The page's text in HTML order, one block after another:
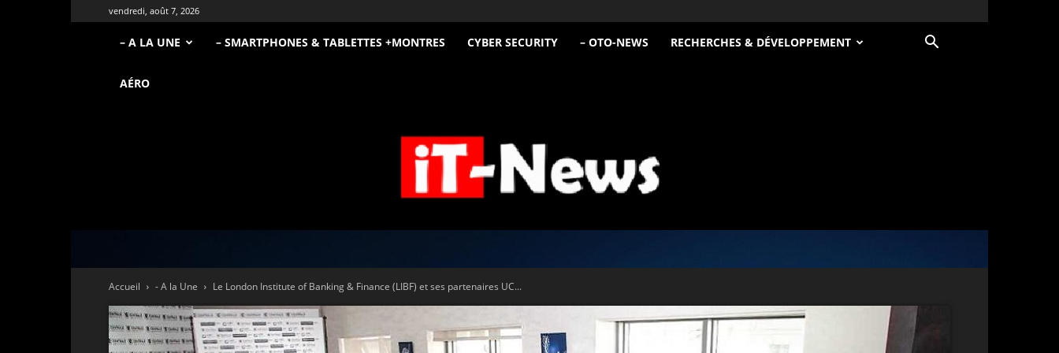
vendredi, août 7, 2026
– A LA UNE – SMARTPHONES & TABLETTES +MONTRES CYBER SECURITY – OTO-NEWS RECHERCHES & DÉVELOPPEMENT
AÉRO
iT
Accueil
- A la Une Le London Institute of Banking & Finance (LIBF) et ses partenaires UC...